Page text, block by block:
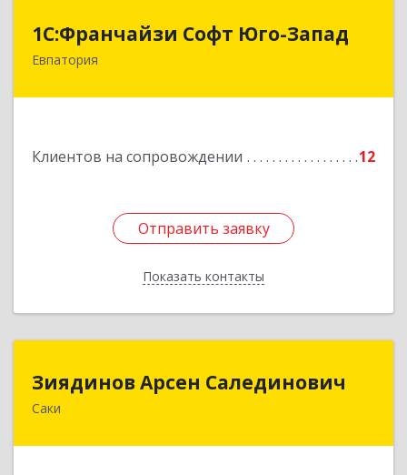
1С:Франчайзи Софт Юго-Запад
Евпатория
Клиентов на сопровождении 12
Отправить заявку
Показать контакты
1С:Франчайзи Софт Юго-Запад
297407, Крым Респ, Евпатория г, Победы пр-кт,
Отправить заявку
Назад
Зиядинов Арсен Салединович
Саки